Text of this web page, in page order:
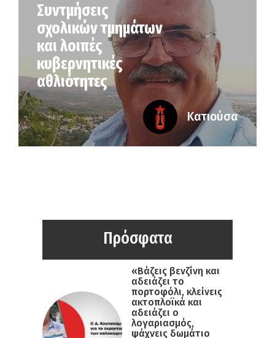
Συντμήσεις
σχολικών τμημάτων
και λοιπές
κυβερνητικές
αθλιότητες
Κατιούσα
Πρόσφατα
«Βάζεις βενζίνη και
αδειάζει το
πορτοφόλι, κλείνεις
ακτοπλοϊκά και
αδειάζει ο
λογαριασμός,
ψάχνεις δωμάτιο